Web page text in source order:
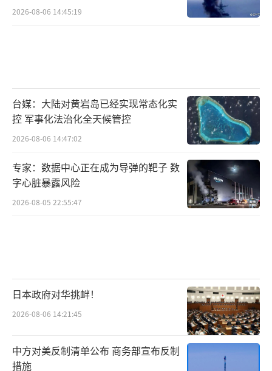
2026-08-06 14:45:19
台媒：大陆对黄岩岛已经实现常态化实
控 军事化法治化全天候管控
2026-08-06 14:47:02
专家：数据中心正在成为导弹的靶子 数
字心脏暴露风险
2026-08-05 22:55:47
日本政府对华挑衅！
2026-08-06 14:21:45
中方对美反制清单公布 商务部宣布反制
措施